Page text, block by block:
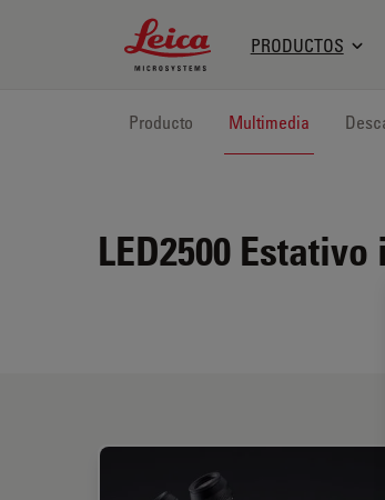
Leica Microsystems Logo
PRODUCTOS
Producto Multimedia
LED2500 Estativo